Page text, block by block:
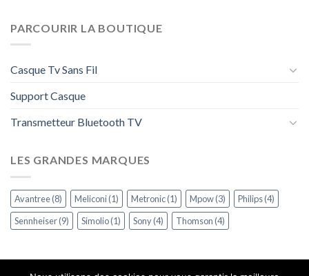
PARCOURIR LA BOUTIQUE
Casque Tv Sans Fil
Support Casque
Transmetteur Bluetooth TV
LES GRANDES MARQUES
Avantree(8) Meliconi(1) Metronic(1) Mpow(3) Philips(4)
Sennheiser(9) Simolio(1) Sony(4) Thomson(4)